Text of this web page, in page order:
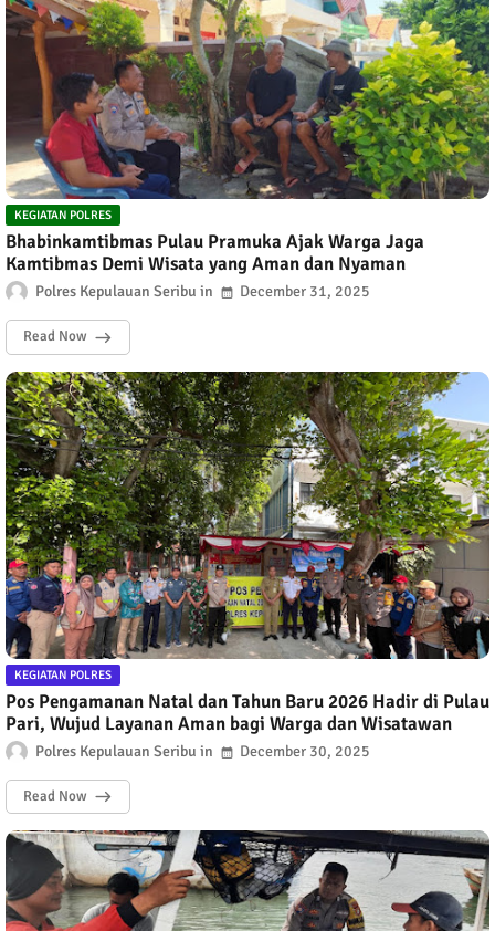
KEGIATAN POLRES
Bhabinkamtibmas Pulau Pramuka Ajak Warga Jaga
Kamtibmas Demi Wisata yang Aman dan Nyaman
Polres Kepulauan Seribu December 31, 2025
Read Now
KEGIATAN POLRES
Pos Pengamanan Natal dan Tahun Baru 2026 Hadir di Pulau
Pari, Wujud Layanan Aman bagi Warga dan Wisatawan
Polres Kepulauan Seribu December 30, 2025
Read Now